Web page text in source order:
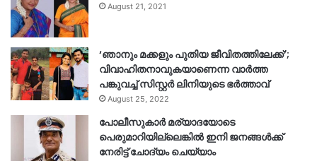
August 21, 2021
‘ഞാനും മക്കളും പുതിയ ജീവിതത്തിലേക്ക്’;
വിവാഹിതനാവുകയാണെന്ന വാർത്ത
പങ്കുവച്ച് സിസ്റ്റർ ലിനിയുടെ ഭർത്താവ്
August 25, 2022
പോലീസുകാര്‍ മര്യാദയോടെ
പെരുമാറിയില്ലെങ്കില്‍ ഇനി ജനങ്ങള്‍ക്ക്
നേരിട്ട് ചോദ്യം ചെയ്യാം